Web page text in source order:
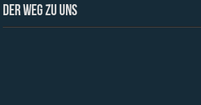
Der Weg zu uns